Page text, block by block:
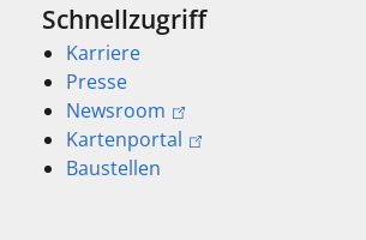
Schnellzugriff
Karriere
Presse
Newsroom
Kartenportal
Baustellen